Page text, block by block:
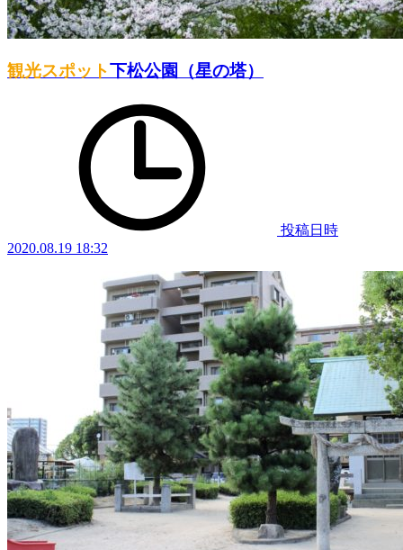
観光スポット下松公園（星の塔）
投稿日時
2020.08.19 18:32